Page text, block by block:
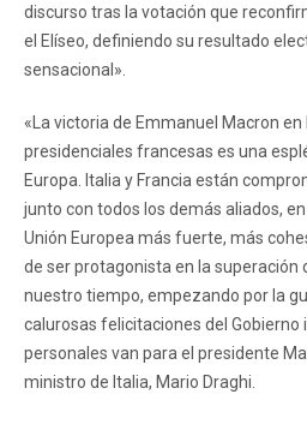
discurso tras la votación que
el Elíseo, definiendo su resultado
sensacional».
«La victoria de Emmanuel Macron en
presidenciales francesas es una
Europa. Italia y Francia están
junto con todos los demás aliados,
Unión Europea más fuerte, más
de ser protagonista en la superación
nuestro tiempo, empezando por la
calurosas felicitaciones del
personales van para el presidente
ministro de Italia, Mario Draghi.